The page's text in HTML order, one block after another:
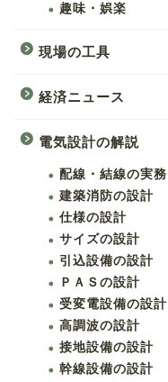
趣味・娯楽
現場の工具
経済ニュース
電気設計の解説
配線・結線の実務
建築消防の設計
仕様の設計
サイズの設計
引込設備の設計
ＰＡＳの設計
受変電設備の設計
高調波の設計
接地設備の設計
幹線設備の設計